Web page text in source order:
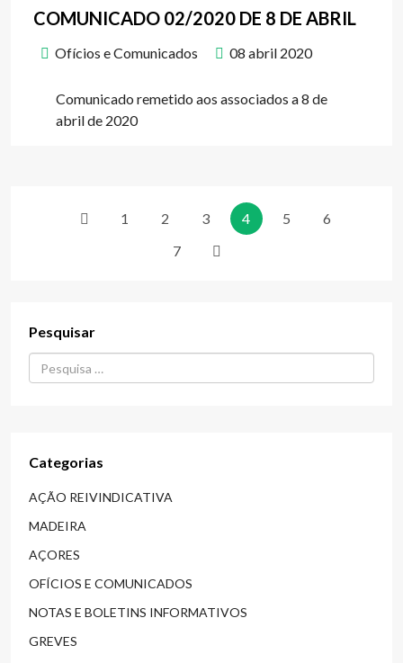
COMUNICADO 02/2020 DE 8 DE ABRIL
Ofícios e Comunicados 08 abril 2020
Comunicado remetido aos associados a 8 de
abril de 2020
1 2 3 4 5
6
7
Pesquisar
Procurar...
Categorias
AÇÃO REIVINDICATIVA
MADEIRA
AÇORES
OFÍCIOS E COMUNICADOS
NOTAS E BOLETINS INFORMATIVOS
GREVES